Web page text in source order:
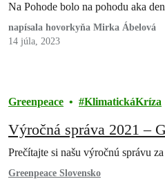
Na Pohode bolo na pohodu aka
napísala hovorkyňa Mirka Ábelová
14 júla, 2023
Greenpeace KlimatickáKríza
Výročná správa 2021 –
Prečítajte si našu výročnú správu
Greenpeace Slovensko